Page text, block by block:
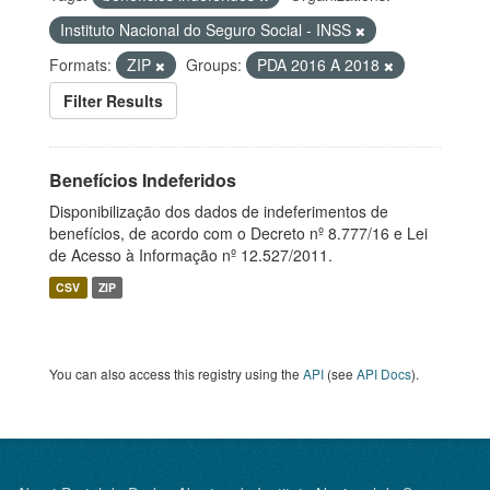
Instituto Nacional do Seguro Social - INSS
Formats:
ZIP Groups:
PDA 2016 A 2018
Filter Results
Benefícios Indeferidos
Disponibilização dos dados de indeferimentos de
benefícios, de acordo com o Decreto nº 8.777/16 e Lei
de Acesso à Informação nº 12.527/2011.
CSV ZIP
You can also access this registry using the API (see API Docs).